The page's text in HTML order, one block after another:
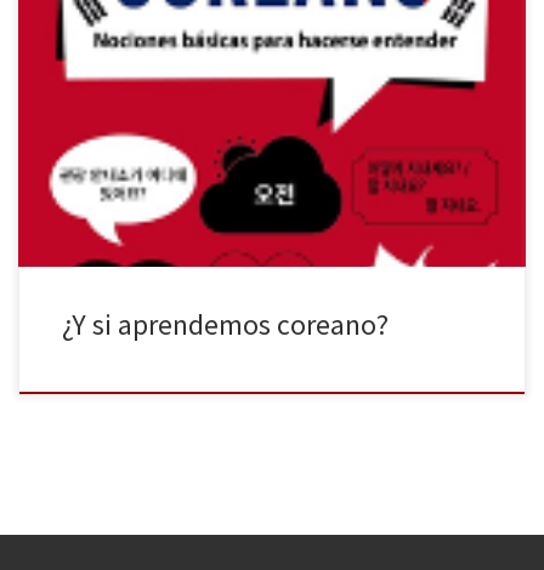
Despegamos es un método para aprender coreano publicado por
¿Y si aprendemos coreano?